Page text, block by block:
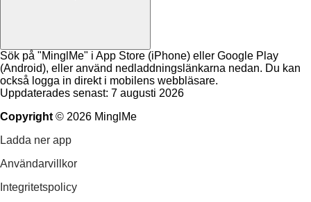
Sök på "MinglMe" i App Store (iPhone) eller Google Play
(Android), eller använd nedladdningslänkarna nedan. Du kan
också logga in direkt i mobilens webbläsare.
Uppdaterades senast: 7 augusti 2026
Copyright© 2026 MinglMe
Ladda ner app
Användarvillkor
Integritetspolicy